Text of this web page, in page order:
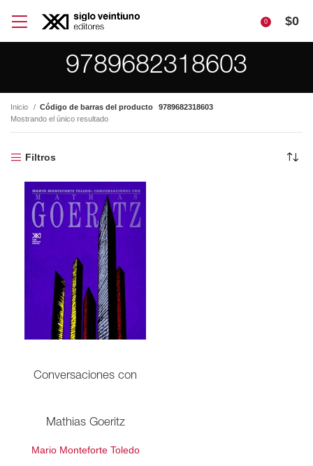
0 $0
9789682318603
Inicio Código de barras del producto
9789682318603
Mostrando el único resultado
Filtros
Conversaciones con
Mathias Goeritz
Mario Monteforte Toledo